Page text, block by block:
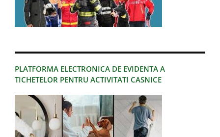
PLATFORMA ELECTRONICA DE EVIDENTA A
TICHETELOR PENTRU ACTIVITATI CASNICE